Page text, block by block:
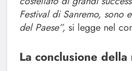
Festival di Sanremo, sono
del Paese”, si legge nel
La conclusione